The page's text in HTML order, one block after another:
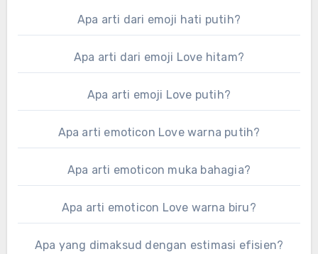
Apa arti dari emoji hati putih?
Apa arti dari emoji Love hitam?
Apa arti emoji Love putih?
Apa arti emoticon Love warna putih?
Apa arti emoticon muka bahagia?
Apa arti emoticon Love warna biru?
Apa yang dimaksud dengan estimasi efisien?